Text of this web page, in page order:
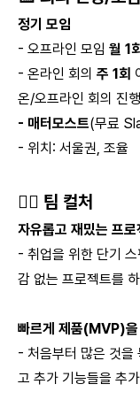
정기 모임
- 오프라인 모임 월 1회
- 온라인 회의 주 1회
온/오프라인 회의 진
- 매터모스트(무료
- 위치: 서울권, 조율
🏄‍♂️ 팀 컬처
자유롭고 재밌는 프
- 취업을 위한 단기
감 없는 프로젝트를
빠르게 제품(MVP)을
- 처음부터 많은 것을
고 추가 기능들을 추